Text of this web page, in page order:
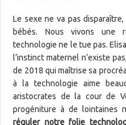
Le sexe ne va pas
bébés. Nous vivons une
technologie ne le tue pas.
l’instinct maternel n’existe
de 2018 qui maîtrise sa
à la technologie aime
aristocrates de la cour de
progéniture à de lointaines
réguler notre folie